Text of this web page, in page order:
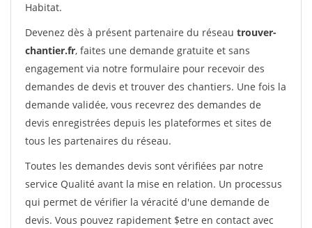
Habitat.
Devenez dès à présent partenaire du réseau trouver-
chantier.fr, faites une demande gratuite et sans
engagement via notre formulaire pour recevoir des
demandes de devis et trouver des chantiers. Une fois la
demande validée, vous recevrez des demandes de
devis enregistrées depuis les plateformes et sites de
tous les partenaires du réseau.
Toutes les demandes devis sont vérifiées par notre
service Qualité avant la mise en relation. Un processus
qui permet de vérifier la véracité d'une demande de
devis. Vous pouvez rapidement $etre en contact avec